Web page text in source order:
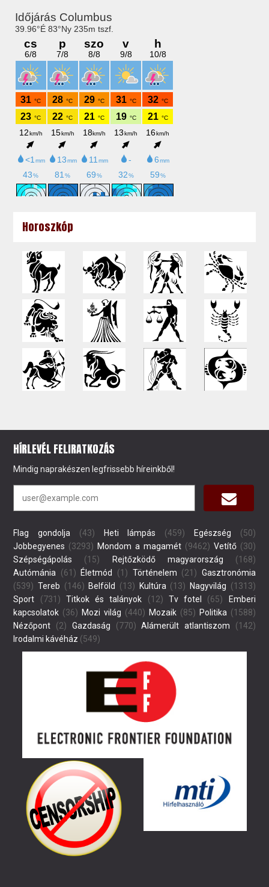
Horoszkóp
HÍRLEVÉL FELIRATKOZÁS
Mindig naprakészen legfrissebb híreinkből!
Flag gondolja (43) Heti lámpás (459) Egészség (50)
Jobbegyenes (3293) Mondom a magamét(9462) Vetítő(30)
Szépségápolás (15) Rejtőzködő magyarország (168)
Autómánia (61) Életmód (1) Történelem (21) Gasztronómia
(539) Tereb (146) Belföld (13) Kultúra (13) Nagyvilág (1313)
Sport (731) Titkok és talányok (12) Tv fotel (65)
Emberi
kapcsolatok (36) Mozi világ (440) Mozaik(85) Politika (1588)
Nézőpont (2) Gazdaság (770) Alámerült atlantiszom (142)
Irodalmi kávéház (549)